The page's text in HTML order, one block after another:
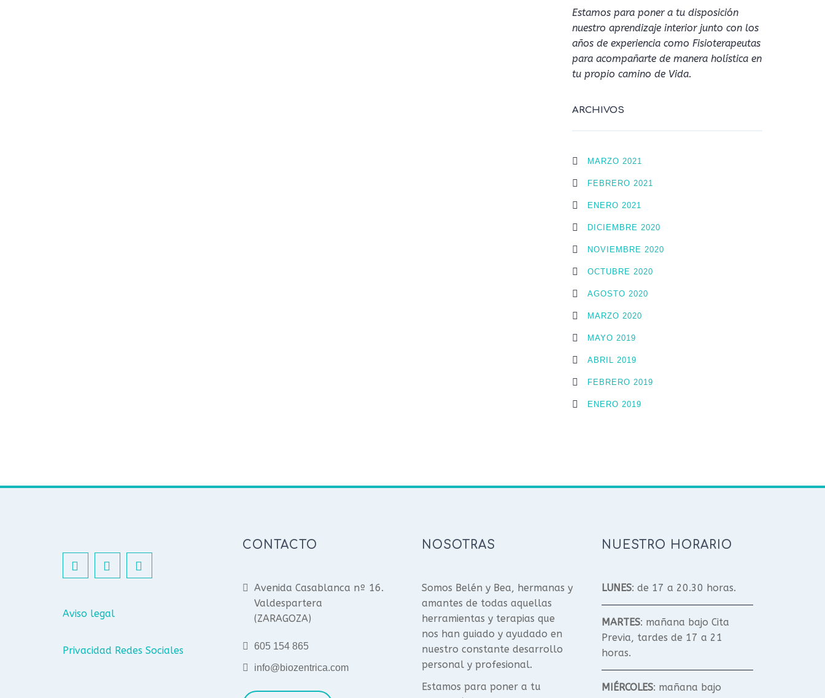
Estamos para poner a tu disposición
nuestro aprendizaje interior junto con los
años de experiencia como Fisioterapeutas
para acompañarte de manera holística en
tu propio camino de Vida.
ARCHIVOS
MARZO 2021
FEBRERO 2021
ENERO 2021
DICIEMBRE 2020
NOVIEMBRE 2020
OCTUBRE 2020
AGOSTO 2020
MARZO 2020
MAYO 2019
ABRIL 2019
FEBRERO 2019
ENERO 2019
Aviso legal
Privacidad Redes Sociales
CONTACTO
Avenida Casablanca nº 16.
Valdespartera
(ZARAGOZA)
605 154 865
info@biozentrica.com
NOSOTRAS
Somos Belén y Bea, hermanas y
amantes de todas aquellas
herramientas y terapias que
nos han guiado y ayudado en
nuestro constante desarrollo
personal y profesional.
Estamos para poner a tu
NUESTRO HORARIO
LUNES: de 17 a 20.30 horas.
MARTES: mañana bajo Cita
Previa, tardes de 17 a 21
horas.
MIÉRCOLES: mañana bajo